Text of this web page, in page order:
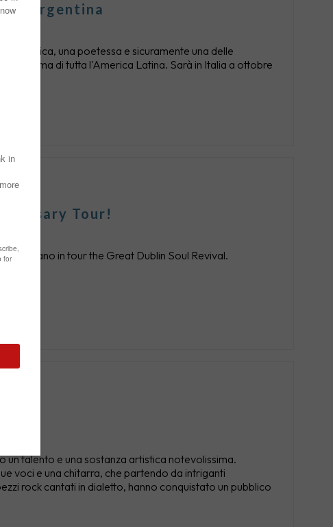
argentina
politica, una poetessa e sicuramente una delle
ma di tutta l'America Latina. Sarà in Italia a ottobre
Tour!
e portano in tour the Great Dublin Soul Revival.
talento e una sostanza artistica notevolissima.
voci e una chitarra, che partendo da intriganti
rock cantati in dialetto, hanno conquistato un pubblico